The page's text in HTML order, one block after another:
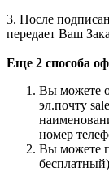
3. После
передает Ваш
Еще 2 способа
Вы можете
эл.почту
номер
Вы можете